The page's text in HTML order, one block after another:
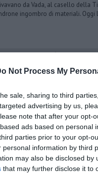
Not Process My
sale, sharing to third
advertising by us,
note that after your opt-
ads based on personal
parties prior to your opt-
information by third
may also be disclosed by
that may further disclose it to
da Vada, al casello della
ingombro di materiali. Oggi
VENERDÌ08
tecnici diventano
l'ambiente e sostenere la
VENERDÌ26
dei Trappers
i Trappers Cecina chiudono alla
fine del campionato è una festa